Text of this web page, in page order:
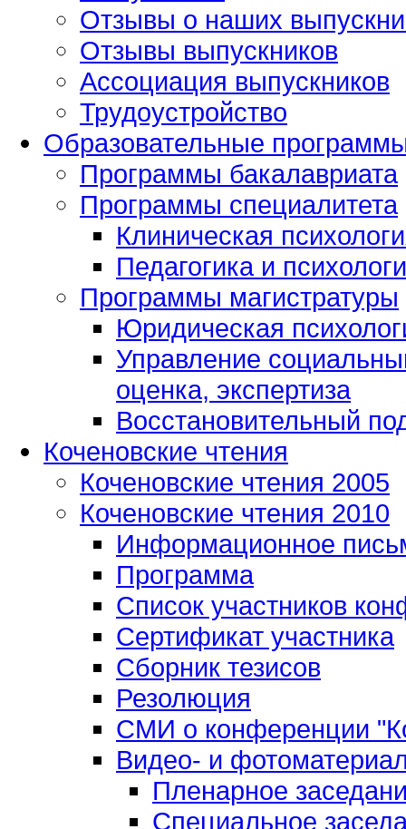
Отзывы о наших
Отзывы выпускников
Ассоциация выпускников
Трудоустройство
Образовательные
Программы бакалавриата
Программы специалитета
Клиническая
Педагогика и
Программы магистратуры
Юридическая
Управление
оценка, экспертиза
Восстановительный
Коченовские чтения
Коченовские чтения 2005
Коченовские чтения 2010
Информационное
Программа
Список участников
Сертификат участника
Сборник тезисов
Резолюция
СМИ о конференции
Видео- и
Пленарное
Специальное